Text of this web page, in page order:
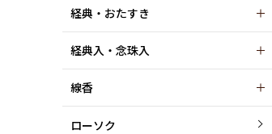
経典・おたすき
経典入・念珠入
線香
ローソク